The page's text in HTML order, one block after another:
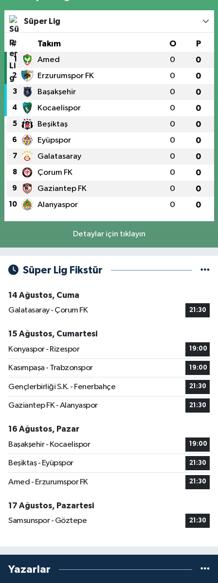
Süper Lig
# Takım O P
1 Amed 0 0
2 Erzurumspor FK 0 0
3 Başakşehir 0 0
4 Kocaelispor 0 0
5 Beşiktaş 0 0
6 Eyüpspor 0 0
7 Galatasaray 0 0
8 Çorum FK 0 0
9 Gaziantep FK 0 0
10 Alanyaspor 0 0
Detaylar için tıklayın
Süper Lig Fikstür
14 Ağustos, Cuma
Galatasaray - Çorum FK
21:30
15 Ağustos, Cumartesi
Konyaspor - Rizespor
19:00
Kasımpaşa - Trabzonspor 19:00
Gençlerbirliği S.K. - Fenerbahçe 21:30
Gaziantep FK - Alanyaspor 21:30
16 Ağustos, Pazar
Başakşehir - Kocaelispor
19:00
Beşiktaş - Eyüpspor 21:30
Amed - Erzurumspor FK 21:30
17 Ağustos, Pazartesi
Samsunspor - Göztepe
21:30
Yazarlar